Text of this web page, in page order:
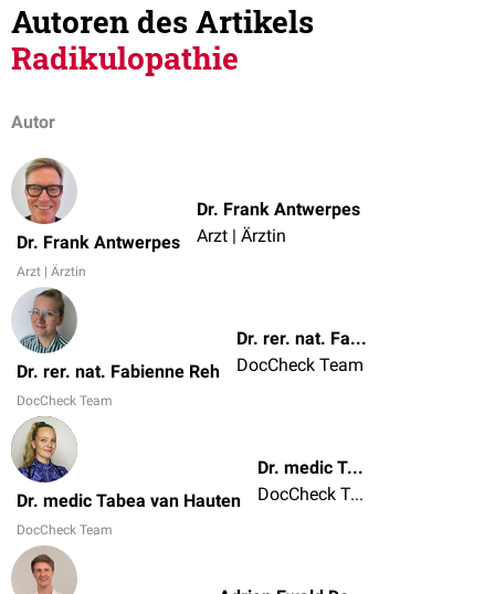
Autoren des Artikels
Radikulopathie
Autor
Dr. Frank Antwerpes
Arzt | Ärztin
Dr. Frank Antwerpes
Arzt | Ärztin
Dr. rer. nat. Fabienne Reh
DocCheck Team
Dr. rer. nat. Fabienne Reh
DocCheck Team
Dr. medic Tabea van Hauten
DocCheck Team
Dr. medic Tabea van Hauten
DocCheck Team